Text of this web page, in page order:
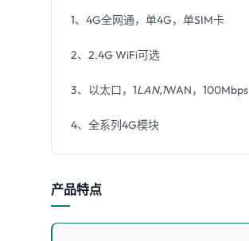
1、4G全网通，单4G，单SIM卡
2、2.4G WiFi可选
3、以太口，1LAN,1WAN，100Mbps
4、全系列4G模块
产品特点